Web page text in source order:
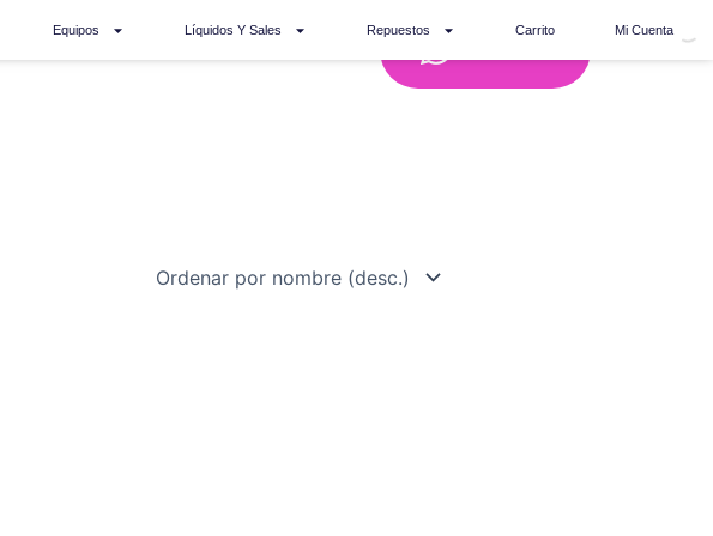
Equipos Líquidos Y Sales Repuestos Carrito Mi Cuenta